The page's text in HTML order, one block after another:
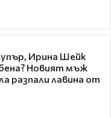
Ирина Шейк
Новият мъж
разпали лавина от